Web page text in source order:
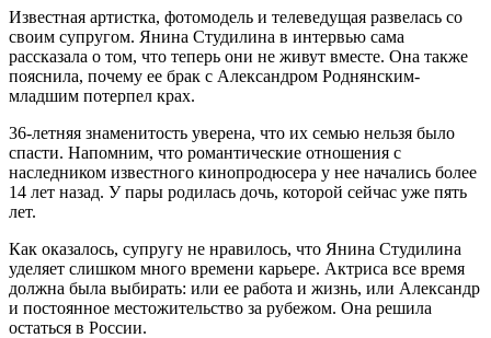
Известная артистка, фотомодель и телеведущая развелась со
своим супругом. Янина Студилина в интервью сама
рассказала о том, что теперь они не живут вместе. Она также
пояснила, почему ее брак с Александром Роднянским-
младшим потерпел крах.
36-летняя знаменитость уверена, что их семью нельзя было
спасти. Напомним, что романтические отношения с
наследником известного кинопродюсера у нее начались более
14 лет назад. У пары родилась дочь, которой сейчас уже пять
лет.
Как оказалось, супругу не нравилось, что Янина Студилина
уделяет слишком много времени карьере. Актриса все время
должна была выбирать: или ее работа и жизнь, или Александр
и постоянное местожительство за рубежом. Она решила
остаться в России.